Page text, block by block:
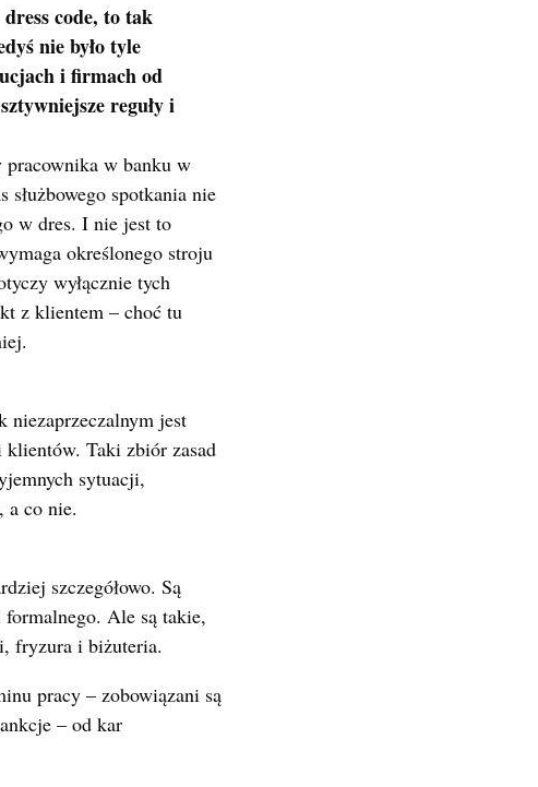
code, to tak
nie było tyle
i firmach od
reguły i
pracownika w banku w
spotkania nie
w dres. I nie jest to
określonego stroju
wyłącznie tych
z klientem – choć tu
niezaprzeczalnym jest
klientów. Taki zbiór zasad
sytuacji,
a co nie.
szczegółowo. Są
Ale są takie,
fryzura i biżuteria.
pracy – zobowiązani są
– od kar